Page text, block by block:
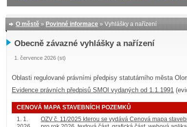
O městě » Povinné informace » Vyhlášky a nařízení
Obecně závazné vyhlášky a nařízení
1. července 2026 (st)
Oblasti regulované právními předpisy statutárního města
Evidence právních předpisů SMOl vydaných od 1.1.1991
CENOVÁ MAPA STAVEBNÍCH POZEMKŮ
1. 1.
OZV č. 11/2025 kterou se vydává Cenová mapa